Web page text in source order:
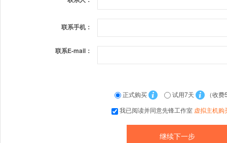
联系手机：
联系E-mail：
正式购买 试用7天
（收费
我已阅读并同意先锋工作室 虚拟主机购